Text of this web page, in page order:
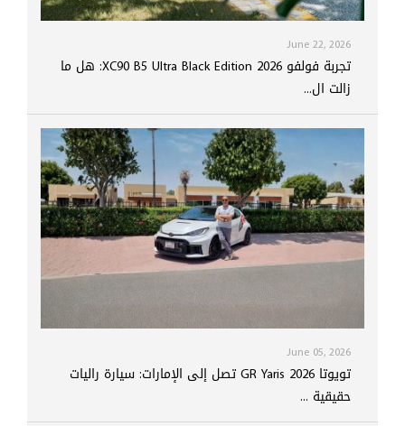
June 22, 2026
تجربة فولفو XC90 B5 Ultra Black Edition 2026: هل ما
زالت ال...
June 05, 2026
تويوتا GR Yaris 2026 تصل إلى الإمارات: سيارة راليات
حقيقية ...